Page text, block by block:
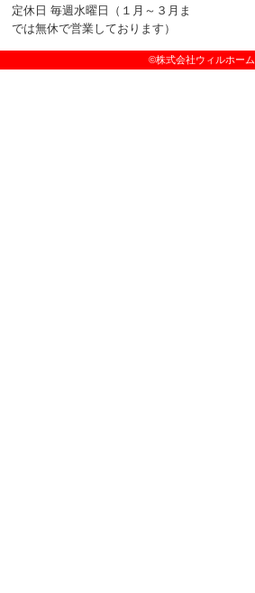
定休日 毎週水曜日（１月～３月ま
では無休で営業しております）
©株式会社ウィルホーム